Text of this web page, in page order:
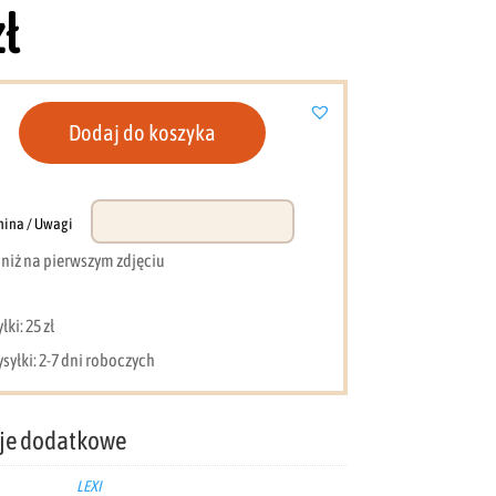
pudrowy
Dodaj do koszyka
/ Uwagi
na pierwszym zdjęciu
25 zł
2-7 dni roboczych
dodatkowe
LEXI